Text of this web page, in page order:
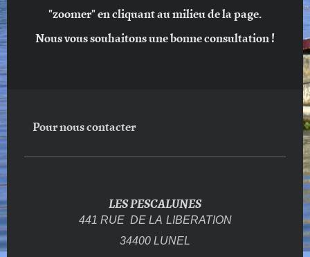
"zoomer" en cliquant au milieu de la page.
Nous vous souhaitons une bonne consultation !
Pour nous contacter
LES PESCALUNES
441 RUE DE LA LIBERATION
34400 LUNEL